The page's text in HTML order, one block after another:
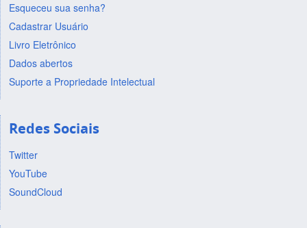
Esqueceu sua senha?
Cadastrar Usuário
Livro Eletrônico
Dados abertos
Suporte a Propriedade Intelectual
Redes Sociais
Twitter
YouTube
SoundCloud